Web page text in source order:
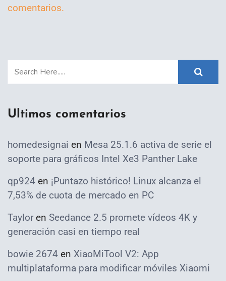
comentarios.
Ultimos comentarios
homedesignai en Mesa 25.1.6 activa de serie el
soporte para gráficos Intel Xe3 Panther Lake
qp924 en ¡Puntazo histórico! Linux alcanza el
7,53% de cuota de mercado en PC
Taylor en Seedance 2.5 promete vídeos 4K y
generación casi en tiempo real
bowie 2674 en XiaoMiTool V2: App
multiplataforma para modificar móviles Xiaomi